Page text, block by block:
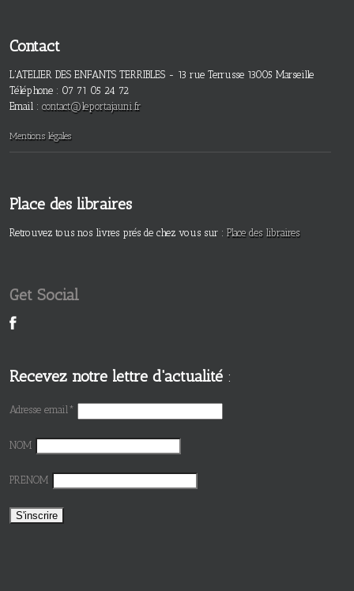
Contact
L'ATELIER DES ENFANTS TERRIBLES - 13 rue Terrusse 13005 Marseille
Téléphone : 07 71 05 24 72
Email : contact@leportajauni.fr
Mentions légales
Place des libraires
Retrouvez tous nos livres prés de chez vous sur : Place des libraires
Get Social
Recevez notre lettre d'actualité :
Adresse email*
NOM
PRENOM